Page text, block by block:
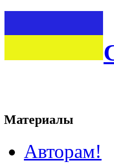
Материалы
Авторам!